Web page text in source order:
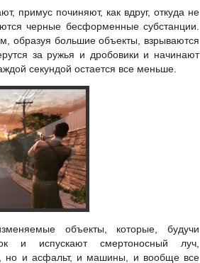
примус починяют, как вдруг, откуда не
черные бесформенные субстанции.
образуя большие объекты, взрываются
за ружья и дробовики и начинают
секундой остается все меньше.
объекты, которые, будучи
и испускают смертоносный луч,
но и асфальт, и машины, и вообще все